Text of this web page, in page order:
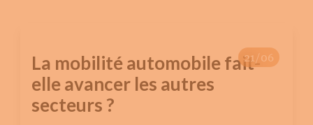
21/06
La mobilité automobile fait-
elle avancer les autres
secteurs ?